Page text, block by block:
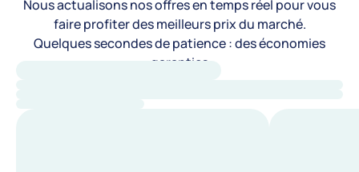
Nous actualisons nos offres en temps réel pour vous
faire profiter des meilleurs prix du marché.
Quelques secondes de patience : des économies
garanties